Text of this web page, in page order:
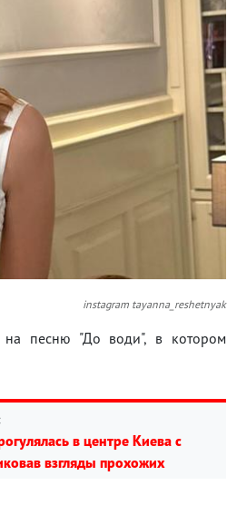
instagram tayanna_reshetnyak
на песню "До води", в котором
в центре Киева с
взгляды прохожих